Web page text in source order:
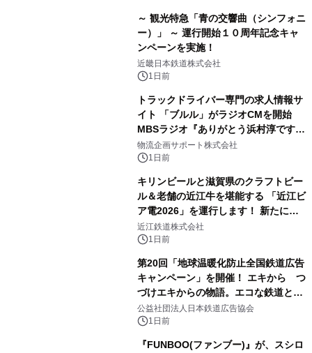
～ 観光特急「青の交響曲（シンフォニ
ー）」 ～ 運行開始１０周年記念キャ
ンペーンを実施！
近畿日本鉄道株式会社
1日前
トラックドライバー専門の求人情報サ
イト 「ブルル」がラジオCMを開始
MBSラジオ『ありがとう浜村淳です』
にて8月1日(土)より
物流企画サポート株式会社
1日前
キリンビールと滋賀県のクラフトビー
ル＆老舗の近江牛を堪能する 「近江ビ
ア電2026」を運行します！ 新たに
「長濱浪漫ビール」が参加！キリン一
番搾り飲み放題が復活！
近江鉄道株式会社
1日前
第20回「地球温暖化防止全国鉄道広告
キャンペーン」を開催！ エキから つ
づけエキからの物語。エコな鉄道とと
もに。
公益社団法人日本鉄道広告協会
1日前
『FUNBOO(ファンブー)』が、スシロ